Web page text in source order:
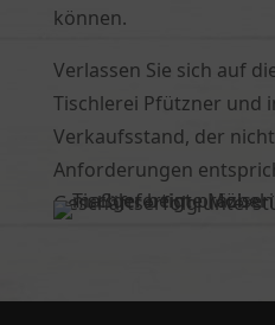
können.
Verlassen Sie sich auf
Tischlerei Pfützner und
Verkaufsstand, der
Anforderungen
Geschäftserfolg